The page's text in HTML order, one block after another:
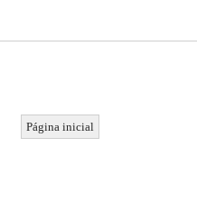
Página inicial